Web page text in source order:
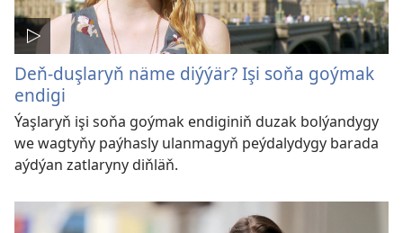
Deň-duşlaryň näme diýýär? Işi soňa goýmak
endigi
Ýaşlaryň işi soňa goýmak endiginiň duzak bolýandygy
we wagtyňy paýhasly ulanmagyň peýdalydygy barada
aýdýan zatlaryny diňläň.